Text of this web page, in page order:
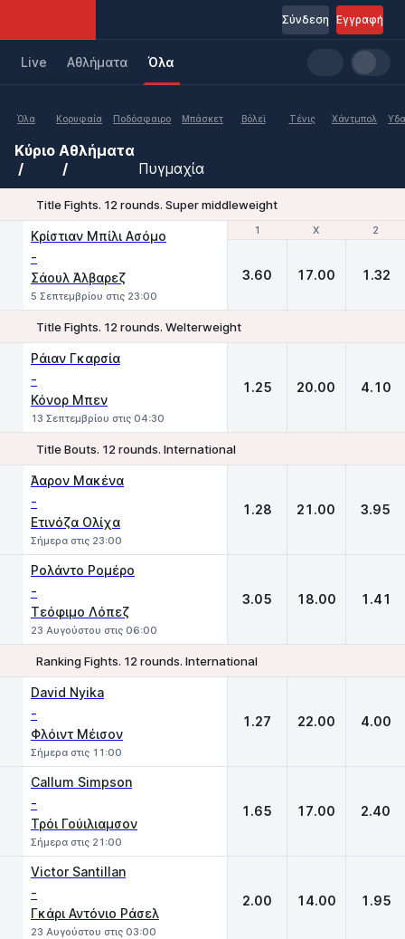
Εγγραφή
Σύνδεση
Live Aθλήματα Όλα
Όλα Κορυφαία Ποδόσφαιρο Μπάσκετ Βόλεϊ Τένις Χάντμπολ
Κύριο Αθλήματα
Πυγμαχία
Title Fights. 12 rounds. Super middleweight
1 X 2
Κρίστιαν Μπίλι Ασόμο
-
Σάουλ Άλβαρεζ
5 Σεπτεμβρίου στις 23:00
1 X 2
3.60 17.00 1.32
Title Fights. 12 rounds. Welterweight
Ράιαν Γκαρσία
-
Κόνορ Μπεν
13 Σεπτεμβρίου στις 04:30
1.25 20.00 4.10
Title Bouts. 12 rounds. International
Άαρον Μακένα
-
Ετινόζα Ολίχα
Σήμερα στις 23:00
1.28 21.00 3.95
Ρολάντο Ρομέρο
-
Τεόφιμο Λόπεζ
23 Αυγούστου στις 06:00
3.05 18.00 1.41
Ranking Fights. 12 rounds. International
David Nyika
-
Φλόιντ Μέισον
Σήμερα στις 11:00
1.27 22.00 4.00
Callum Simpson
-
Τρόι Γούιλιαμσον
Σήμερα στις 21:00
1.65 17.00 2.40
Victor Santillan
-
Γκάρι Αντόνιο Ράσελ
23 Αυγούστου στις 03:00
2.00 14.00 1.95